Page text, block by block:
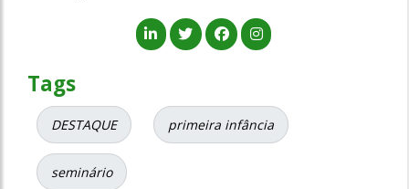
Tags
DESTAQUE primeira infância
seminário